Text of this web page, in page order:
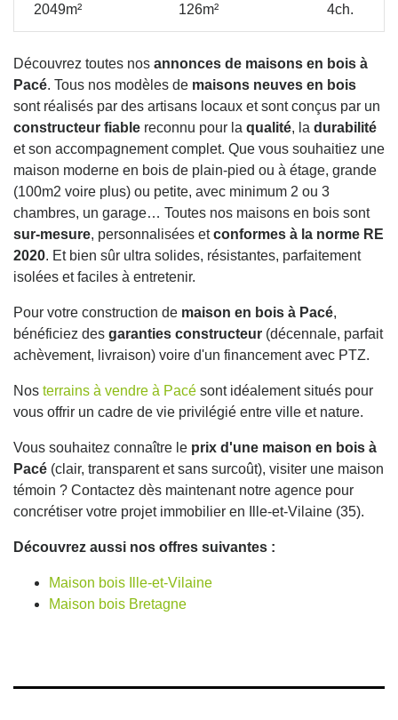
2049m² 126m² 4ch.
Découvrez toutes nos annonces de maisons en bois à
Pacé. Tous nos modèles de maisons neuves en bois
sont réalisés par des artisans locaux et sont conçus par un
constructeur fiable reconnu pour la qualité, la durabilité
et son accompagnement complet. Que vous souhaitiez une
maison moderne en bois de plain-pied ou à étage, grande
(100m2 voire plus) ou petite, avec minimum 2 ou 3
chambres, un garage… Toutes nos maisons en bois sont
sur-mesure, personnalisées etconformes à la norme RE
2020. Et bien sûr ultra solides, résistantes, parfaitement
isolées et faciles à entretenir.
Pour votre construction de maison en bois à Pacé,
bénéficiez des garanties constructeur (décennale, parfait
achèvement, livraison) voire d'un financement avec PTZ.
Nos terrains à vendre à Pacé sont idéalement situés pour
vous offrir un cadre de vie privilégié entre ville et nature.
Vous souhaitez connaître le prix d'une maison en bois à
Pacé (clair, transparent et sans surcoût), visiter une maison
témoin ? Contactez dès maintenant notre agence pour
concrétiser votre projet immobilier en Ille-et-Vilaine (35).
Découvrez aussi nos offres suivantes :
Maison bois Ille-et-Vilaine
Maison bois Bretagne